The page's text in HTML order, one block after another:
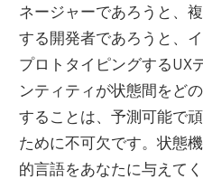
ネージャーであろうと、
する開発者であろうと、
プロトタイピングするUX
ンティティが状態間をど
することは、予測可能で
ために不可欠です。状態
的言語をあなたに与えてく